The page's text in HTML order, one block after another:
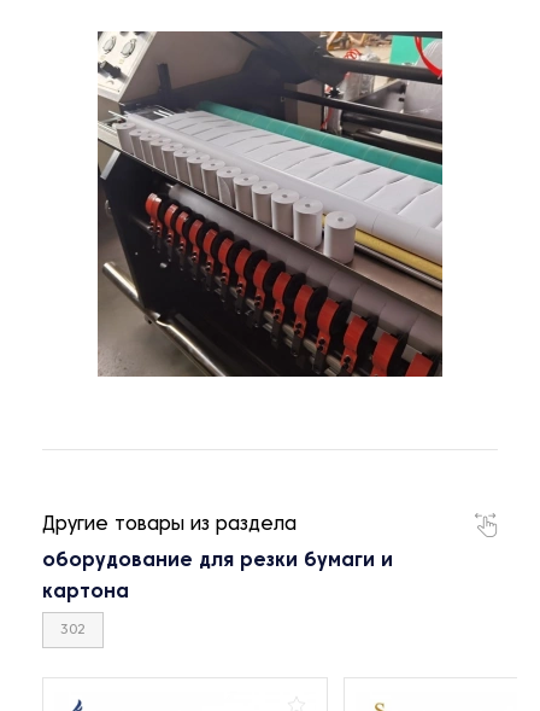
Другие товары из раздела
оборудование для резки бумаги и
картона
302